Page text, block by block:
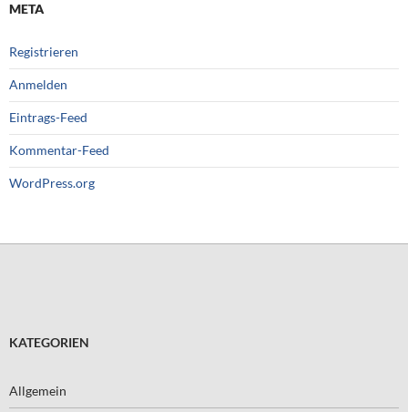
META
Registrieren
Anmelden
Eintrags-Feed
Kommentar-Feed
WordPress.org
KATEGORIEN
Allgemein